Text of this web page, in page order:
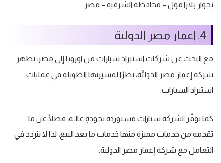
بجوار بلازا مول – محافظة الشرقية – مصر.
4. إعمار مصر الدولية
مع البحث عن شركات استيراد سيارات من اوروبا إلى مصر، تظهر
شركة إعمار مصر الدوليَّة، نظرًا لمسيرتها الطويلة في عمليات
استيراد السيارات.
كما توفّر الشركة سيارات مستوردة بجودةٍ عالية، فضلًا عن ما
تقدمه من خدمات مميزة منها خدمات ما بعد البيع، لذا لا تتردد في
التعامل مع شركة إعمار مصر الدولية.